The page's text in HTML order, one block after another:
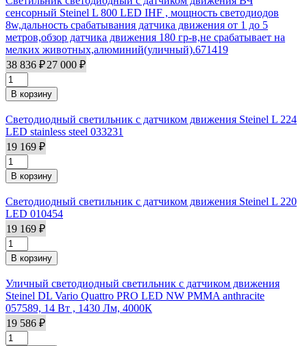
сенсорный Steinel L 800 LED IHF , мощность светодиодов
8w,дальность срабатывания датчика движения от 1 до 5
метров,обзор датчика движения 180 гр-в,не срабатывает на
мелких животных,алюминий(уличный).671419
38 836 ₽27 000 ₽
Светодиодный светильник с датчиком движения Steinel L 224
LED stainless steel 033231
19 169 ₽
Светодиодный светильник с датчиком движения Steinel L 220
LED 010454
19 169 ₽
Уличный светодиодный светильник с датчиком движения
Steinel DL Vario Quattro PRO LED NW PMMA anthracite
057589, 14 Вт , 1430 Лм, 4000К
19 586 ₽